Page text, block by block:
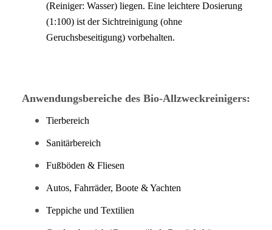
(Reiniger: Wasser) liegen. Eine leichtere Dosierung
(1:100) ist der Sichtreinigung (ohne
Geruchsbeseitigung) vorbehalten.
Anwendungsbereiche des Bio-Allzweckreinigers:
Tierbereich
Sanitärbereich
Fußböden & Fliesen
Autos, Fahrräder, Boote & Yachten
Teppiche und Textilien